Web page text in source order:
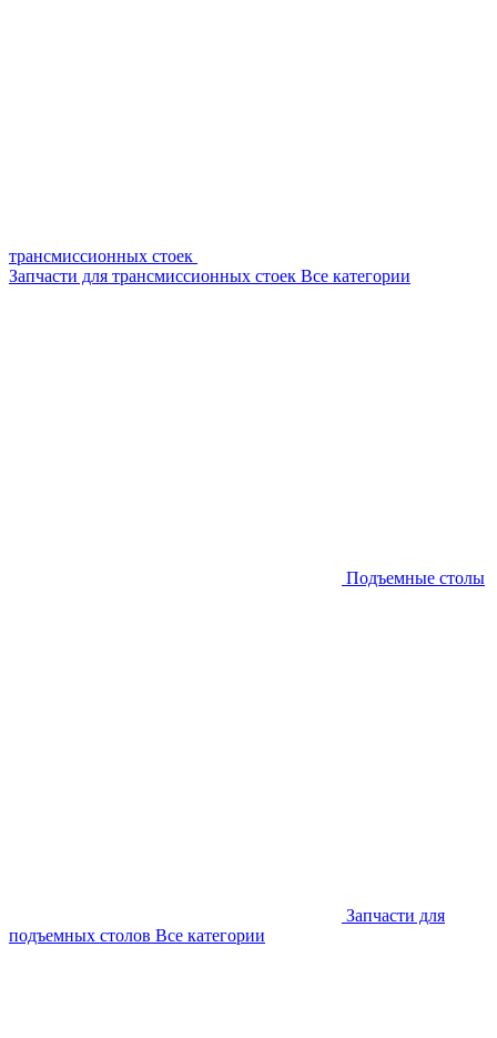
трансмиссионных стоек
Запчасти для трансмиссионных стоек Все категории
Подъемные столы
Запчасти для
подъемных столов Все категории